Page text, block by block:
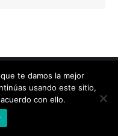
Graphics
|AVISO LEGAL |
Historia.
te damos la mejor
usando este sitio,
con ello.